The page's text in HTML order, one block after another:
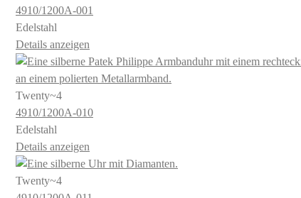
4910​/1200A​-001
Edelstahl
Details anzeigen
Twenty~4
4910​/1200A​-010
Edelstahl
Details anzeigen
Twenty~4